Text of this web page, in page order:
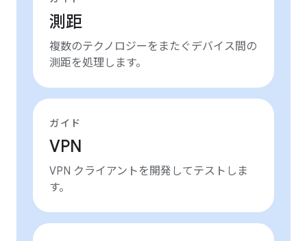
測距
複数のテクノロジーをまたぐデバイス間の
測距を処理します。
ガイド
VPN
VPN クライアントを開発してテストしま
す。